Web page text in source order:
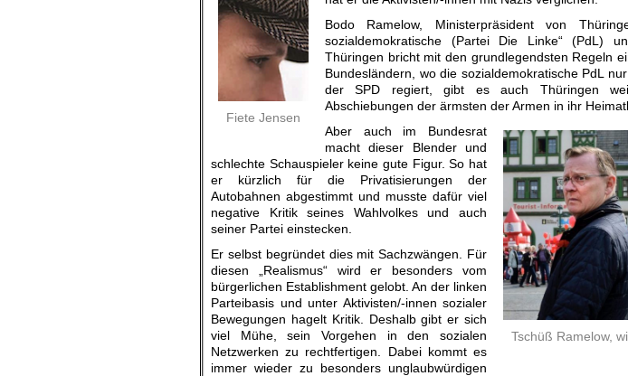
Fiete Jensen
Bodo Ramelow, Ministerpräsident von
sozialdemokratische (Partei Die Linke“ (PdL)
Thüringen bricht mit den grundlegendsten Regeln
Bundesländern, wo die sozialdemokratische PdL
der SPD regiert, gibt es auch Thüringen
Abschiebungen der ärmsten der Armen in ihr
Tschüß Ramelow,
Aber auch im Bundesrat
macht dieser Blender und
schlechte Schauspieler keine gute Figur. So hat
er kürzlich für die Privatisierungen der
Autobahnen abgestimmt und musste dafür viel
negative Kritik seines Wahlvolkes und auch
seiner Partei einstecken.
Er selbst begründet dies mit Sachzwängen. Für
diesen „Realismus“ wird er besonders vom
bürgerlichen Establishment gelobt. An der linken
Parteibasis und unter Aktivisten/-innen sozialer
Bewegungen hagelt Kritik. Deshalb gibt er sich
viel Mühe, sein Vorgehen in den sozialen
Netzwerken zu rechtfertigen. Dabei kommt es
immer wieder zu besonders unglaubwürdigen